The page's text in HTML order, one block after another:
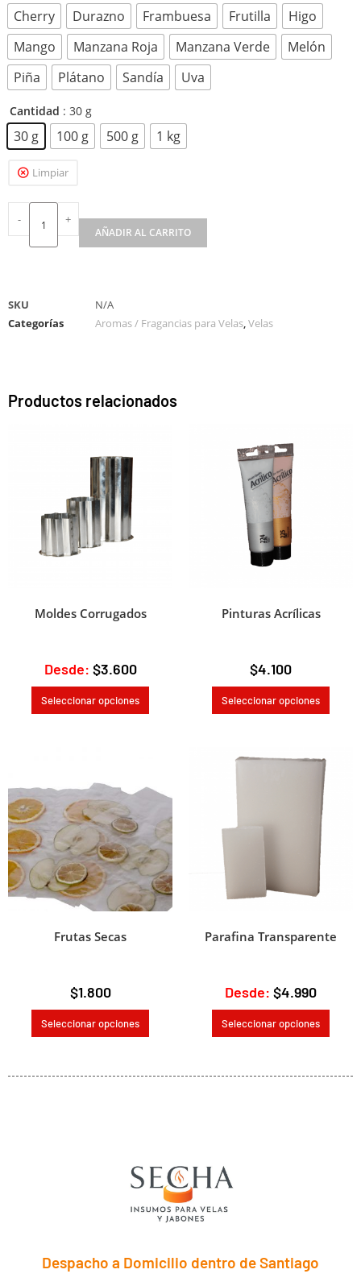
Cherry Durazno Frambuesa Frutilla
Higo
Mango
Manzana Roja Manzana Verde
Melón
Piña
Plátano Sandía Uva
Cantidad : 30 g
30 g 100 g 500 g 1 kg
Limpiar
- +
AÑADIR AL CARRITO
t
e
t
SKU
N/A
Categorías
Aromas / Fragancias para Velas,Velas
Productos relacionados
Moldes Corrugados
Desde: $3.600
Seleccionar opciones
Pinturas Acrílicas
$4.100
Seleccionar opciones
Frutas Secas
$1.800
Seleccionar opciones
Parafina Transparente
Desde: $4.990
Seleccionar opciones
Despacho a Domicilio dentro de Santiago